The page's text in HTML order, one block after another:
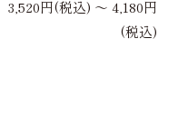
3,520円(税込) 〜 4,180円
(税込)